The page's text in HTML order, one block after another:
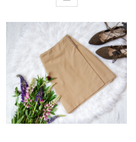
au
panier